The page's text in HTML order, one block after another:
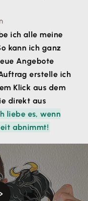
ich alle meine
kann ich ganz
Angebote
erstelle ich
Klick aus dem
direkt aus
liebe es, wenn
abnimmt!